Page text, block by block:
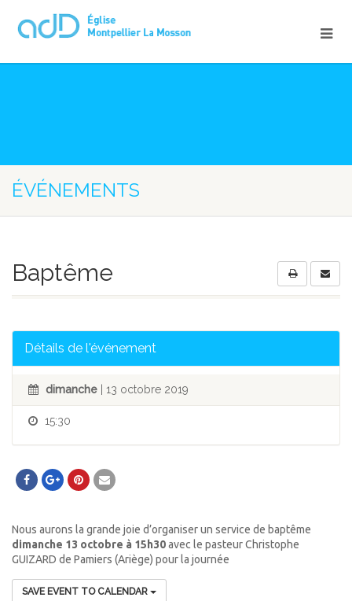
ÉVÉNEMENTS
Baptême
Détails de l'événement
dimanche | 13 octobre 2019
15:30
Nous aurons la grande joie d’organiser un service de baptême
dimanche 13 octobre à 15h30avec le pasteur Christophe
GUIZARD de Pamiers (Ariège) pour la journée
SAVE EVENT TO CALENDAR